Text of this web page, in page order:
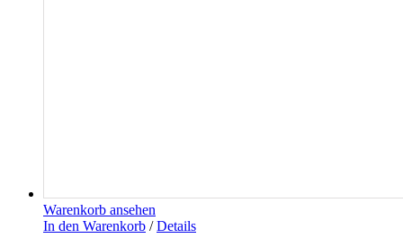
Warenkorb ansehen
In den Warenkorb / Details